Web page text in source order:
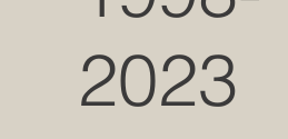
2023